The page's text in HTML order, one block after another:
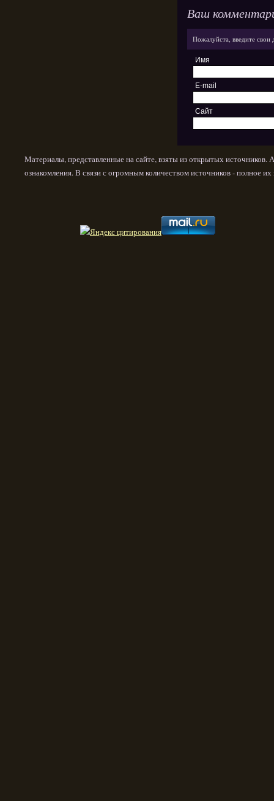
Ваш
Пожалуйста, введите
Имя
E-mail
Сайт
Материалы, представленные на сайте, взяты из открытых
ознакомления. В связи с огромным количеством источников - полное